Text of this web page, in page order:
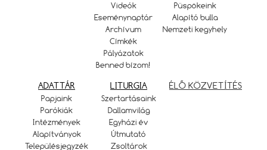
Videók
Eseménynaptár
Archívum
Címkék
Pályázatok
Benned bízom!
Püspökeink
Alapító bulla
Nemzeti kegyhely
ADATTÁR
Papjaink
Parókiák
Intézmények
Alapítványok
Településjegyzék
LITURGIA
Szertartásaink
Dallamvilág
Egyházi év
Útmutató
Zsoltárok
ÉLŐ KÖZVETÍTÉS